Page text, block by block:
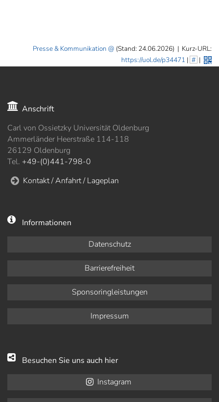
Presse & Kommunikation (Stand: 24.06.2026) | Kurz-URL:
https://uol.de/p34471 | # |
Anschrift
Carl von Ossietzky Universität Oldenburg
Ammerländer Heerstraße 114-118
26129 Oldenburg
Tel. +49-(0)441-798-0
Kontakt / Anfahrt / Lageplan
Informationen
Datenschutz
Barrierefreiheit
Sponsoringleistungen
Impressum
Besuchen Sie uns auch hier
Instagram